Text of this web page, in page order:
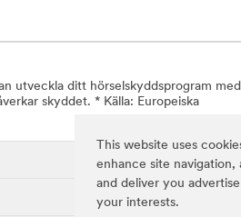
This website uses
enhance site navigation,
and deliver you
your interests.
utveckla ditt hörselskyddsprogram
skyddet. * Källa: Europeiska